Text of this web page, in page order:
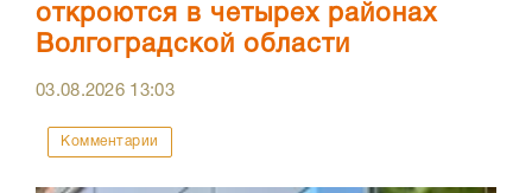
откроются в четырех районах
Волгоградской области
03.08.2026 13:03
Комментарии